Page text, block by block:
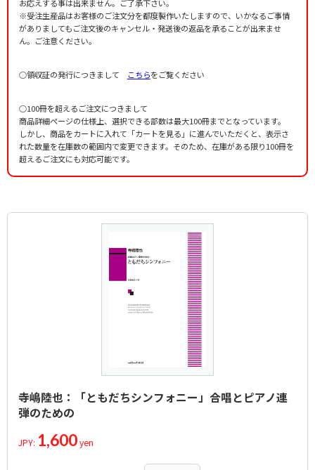
お応えする事は出来ません。ご了承下さい。
※受注生産品はお客様のご注文分を都度製作いたしますので、いかなるご事情
がありましてもご注文後のキャンセル・発送後の返品を承ることが出来ませ
ん。ご注意ください。
○領収証の発行につきまして こちらをご覧ください
○100冊を超えるご注文につきまして
商品詳細ページの仕様上、選択できる部数は最大100冊までとなっています。
しかし、商品をカートに入れて「カートを見る」に進んでいただくと、表示さ
れた数量を在庫数の範囲内で変更できます。そのため、在庫がある限り100冊を
超えるご注文にも対応可能です。
寺嶋陸也：「ともだちシンフォニー」合唱とピアノ連
弾のための
JPY: 1,600yen